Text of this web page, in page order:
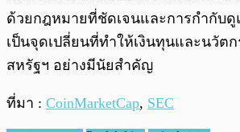
ด้วยกฎหมายที่ชัดเจนและการกำกับ
เป็นจุดเปลี่ยนที่ทำให้เงินทุนและนวัต
สหรัฐฯ อย่างมีนัยสำคัญ
ที่มา : CoinMarketCap, SEC